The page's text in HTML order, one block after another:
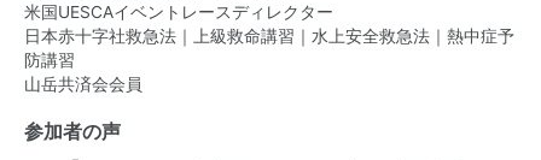
米国UESCAイベントレースディレクター
日本赤十字社救急法｜上級救命講習｜水上安全救急法｜熱中症予
防講習
山岳共済会会員
参加者の声